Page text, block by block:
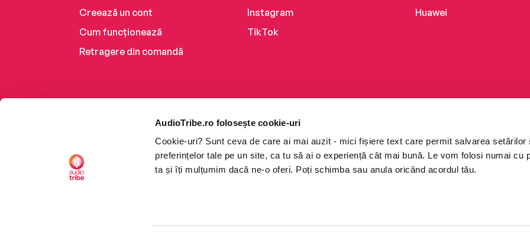
AudioTribe.ro folosește cookie-uri
Cookie-uri? Sunt ceva de care ai mai auzit - mici fișiere text care permit salvarea setărilor
preferințelor tale pe un site, ca tu să ai o experiență cât mai bună. Le vom folosi numai cu
ta și îți mulțumim dacă ne-o oferi. Poți schimba sau anula oricând acordul tău.
Creează un cont
Cum funcționează
Retragere din comandă
Instagram
TikTok
Huawei